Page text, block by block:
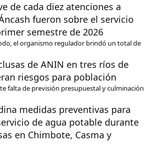
de cada diez atenciones a
fueron sobre el servicio
semestre de 2026
el organismo regulador brindó un total de
de ANIN en tres ríos de
riesgos para población
falta de previsión presupuestal y culminación
medidas preventivas para
de agua potable durante
en Chimbote, Casma y